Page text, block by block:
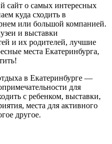
сайт о самых интересных
куда сходить в
или большой компанией.
и выставки
и их родителей, лучшие
места Екатеринбурга,
в Екатеринбурге —
для
с ребенком, выставки,
места для активного
другое.